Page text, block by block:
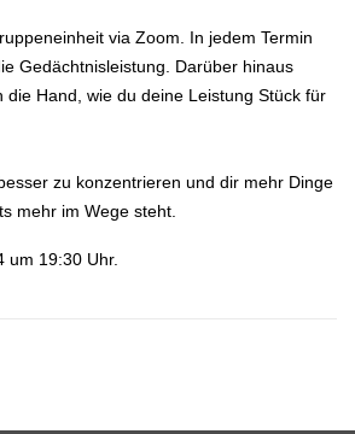
via Zoom. In jedem Termin
Gedächtnisleistung. Darüber hinaus
Hand, wie du deine Leistung Stück für
zu konzentrieren und dir mehr Dinge
mehr im Wege steht.
um 19:30 Uhr.